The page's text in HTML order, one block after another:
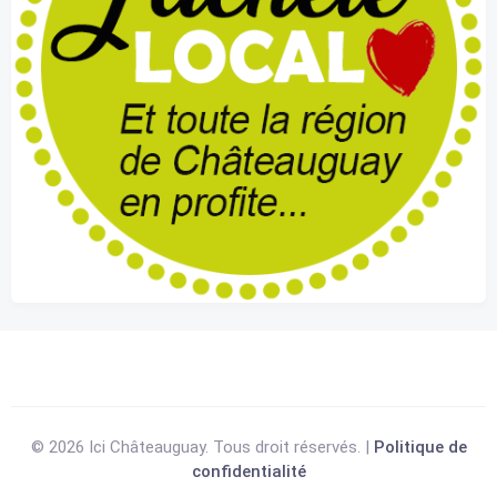
© 2026 Ici Châteauguay. Tous droit réservés. | Politique de
confidentialité